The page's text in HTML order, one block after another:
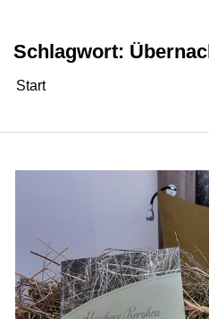
Schlagwort:
Start